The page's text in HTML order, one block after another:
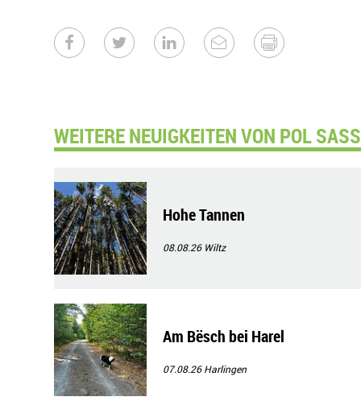
WEITERE NEUIGKEITEN VON POL
Hohe Tannen
08.08.26 Wiltz
Am Bësch bei Harel
07.08.26Harlingen